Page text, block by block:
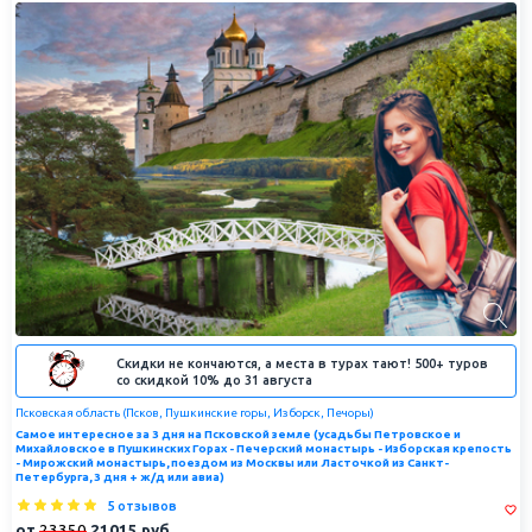
Скидки не кончаются, а места в турах тают! 500+ туров
со скидкой 10% до 31 августа
Псковская область (Псков, Пушкинские горы, Изборск, Печоры)
Самое интересное за 3 дня на Псковской земле (усадьбы Петровское и
Михайловское в Пушкинских Горах - Печерский монастырь - Изборская крепость
- Мирожский монастырь, поездом из Москвы или Ласточкой из Санкт-
Петербурга, 3 дня + ж/д или авиа)
5 отзывов